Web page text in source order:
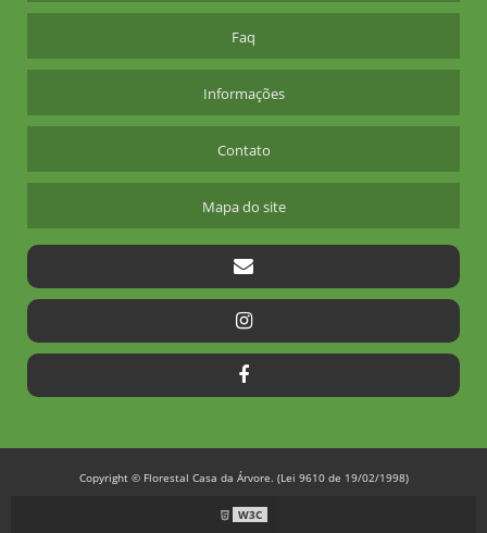
PLANTIO DE EUCALIPTO
PLANTIO DE EUCALIPTO ESPAÇAMENTO
PLANTIO DE EUCALIPTO POR HECTARE
PLANTIO DE MOGNO AFRICANO
PLANTIO DE MOGNO RENTABILIDADE
PLANTIO DE MUDAS DE ARVORES NATIVAS
PLANTIO DE MUDAS DE ESPÉCIES FLORESTAIS
PLANTIO DE MUDAS FLORESTAIS
PLANTIO DE MUDAS FRUTIFERAS
Faq
Informações
Contato
Mapa do site
Copyright © Florestal Casa da Árvore. (Lei 9610 de 19/02/1998)
W3C